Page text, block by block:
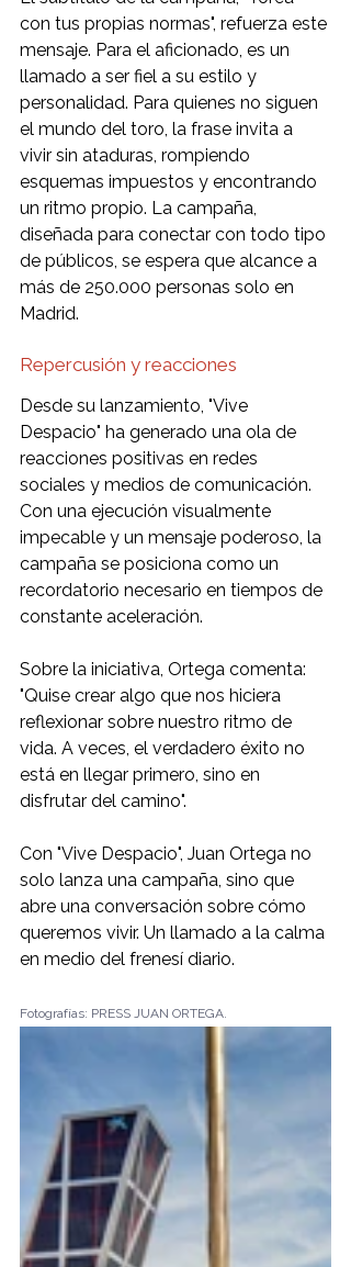
con tus propias normas", refuerza este
mensaje. Para el aficionado, es un
llamado a ser fiel a su estilo y
personalidad. Para quienes no siguen
el mundo del toro, la frase invita a
vivir sin ataduras, rompiendo
esquemas impuestos y encontrando
un ritmo propio. La campaña,
diseñada para conectar con todo tipo
de públicos, se espera que alcance a
más de 250.000 personas solo en
Madrid.
Repercusión y reacciones
Desde su lanzamiento, "Vive
Despacio" ha generado una ola de
reacciones positivas en redes
sociales y medios de comunicación.
Con una ejecución visualmente
impecable y un mensaje poderoso, la
campaña se posiciona como un
recordatorio necesario en tiempos de
constante aceleración.
Sobre la iniciativa, Ortega comenta:
"Quise crear algo que nos hiciera
reflexionar sobre nuestro ritmo de
vida. A veces, el verdadero éxito no
está en llegar primero, sino en
disfrutar del camino".
Con "Vive Despacio", Juan Ortega no
solo lanza una campaña, sino que
abre una conversación sobre cómo
queremos vivir. Un llamado a la calma
en medio del frenesí diario.
Fotografías: PRESS JUAN ORTEGA.